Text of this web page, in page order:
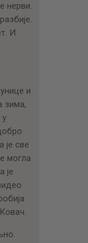
нерви.
И
и
зима,
у
је све
могла
је